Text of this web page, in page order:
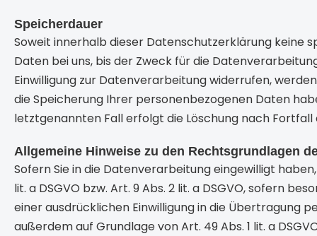
Speicherdauer
Soweit innerhalb dieser Datenschutzerklärung keine
Daten bei uns, bis der Zweck für die
Einwilligung zur Datenverarbeitung widerrufen,
die Speicherung Ihrer personenbezogenen Daten
letztgenannten Fall erfolgt die Löschung nach Fortfall
Allgemeine Hinweise zu den Rechtsgrundlagen
Sofern Sie in die Datenverarbeitung eingewilligt
lit. a DSGVO bzw. Art. 9 Abs. 2 lit. a DSGVO, sofern
einer ausdrücklichen Einwilligung in die
außerdem auf Grundlage von Art. 49 Abs. 1 lit. a